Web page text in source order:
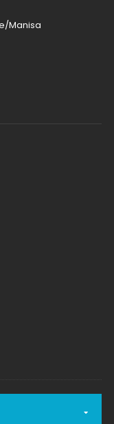
Manisa